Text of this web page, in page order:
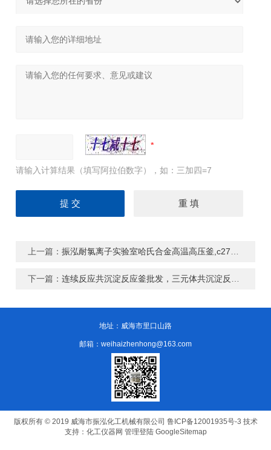
请输入计算结果（填写阿拉伯数字），如：三加四=7
上一篇：振泓耐氯离子实验室哈氏合金高温高压釜,c276耐腐蚀高压釜
下一篇：连续反应共沉淀反应釜批发，三元体共沉淀反应釜*
地址：威海市里口山路
邮箱：weihaizhenhong@163.com
版权所有 © 2019 威海市振泓化工机械有限公司 鲁ICP备12001935号-3 技术
支持： 化工仪器网 管理登陆 GoogleSitemap